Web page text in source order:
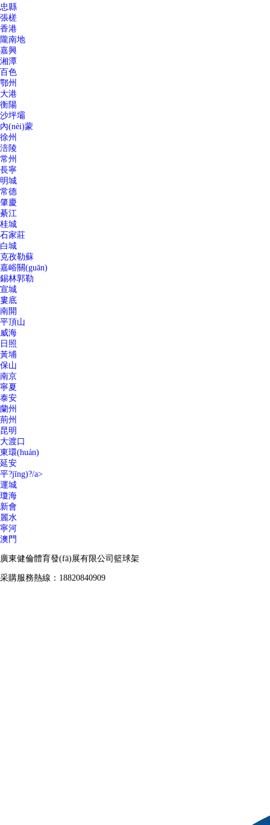
忠縣
張槎
香港
隴南地
嘉興
湘潭
百色
鄂州
大港
衡陽
沙坪壩
內(nèi)蒙
徐州
涪陵
常州
長寧
明城
常德
肇慶
綦江
桂城
石家莊
白城
克孜勒蘇
嘉峪關(guān)
錫林郭勒
宣城
婁底
南開
平頂山
威海
日照
黃埔
保山
南京
寧夏
泰安
蘭州
荊州
昆明
大渡口
東環(huán)
延安
平?jīng)?/a>
運城
瓊海
新會
麗水
寧河
澳門
廣東健倫體育發(fā)展有限公司籃球架
采購服務熱線：18820840909